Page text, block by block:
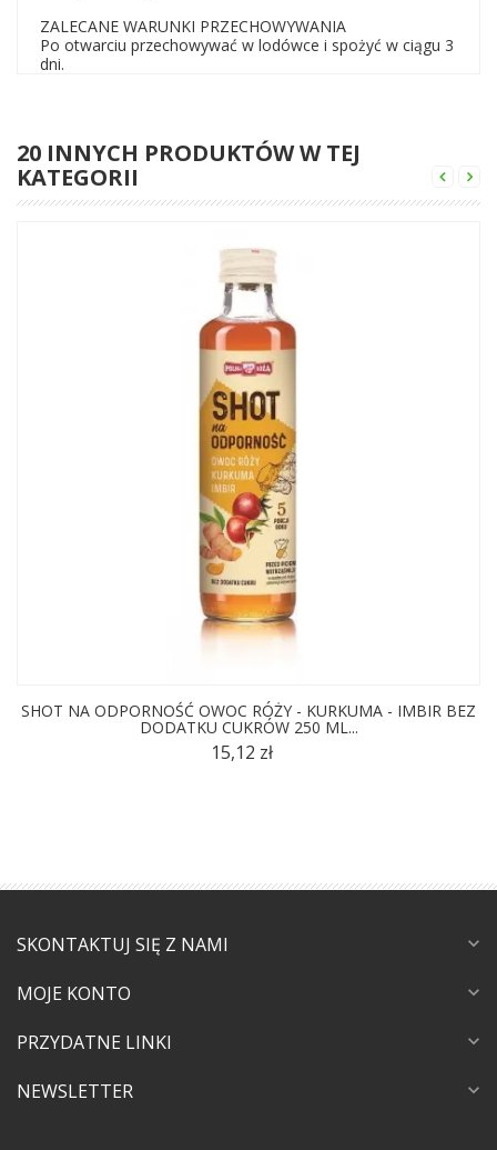
ZALECANE WARUNKI PRZECHOWYWANIA
Po otwarciu przechowywać w lodówce i spożyć w ciągu 3
dni.
20 INNYCH PRODUKTÓW W TEJ
KATEGORII
SHOT NA ODPORNOŚĆ OWOC RÓŻY - KURKUMA - IMBIR BEZ
DODATKU CUKRÓW 250 ML...
15,12 zł
SKONTAKTUJ SIĘ Z NAMI expand_more
MOJE KONTO expand_more
PRZYDATNE LINKI expand_more
NEWSLETTER expand_more